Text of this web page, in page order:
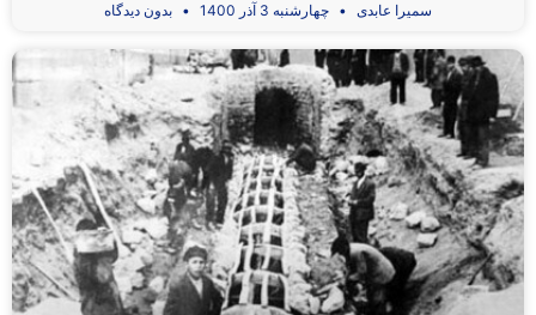
سمیرا عابدی چهارشنبه 3 آذر 1400 بدون دیدگاه